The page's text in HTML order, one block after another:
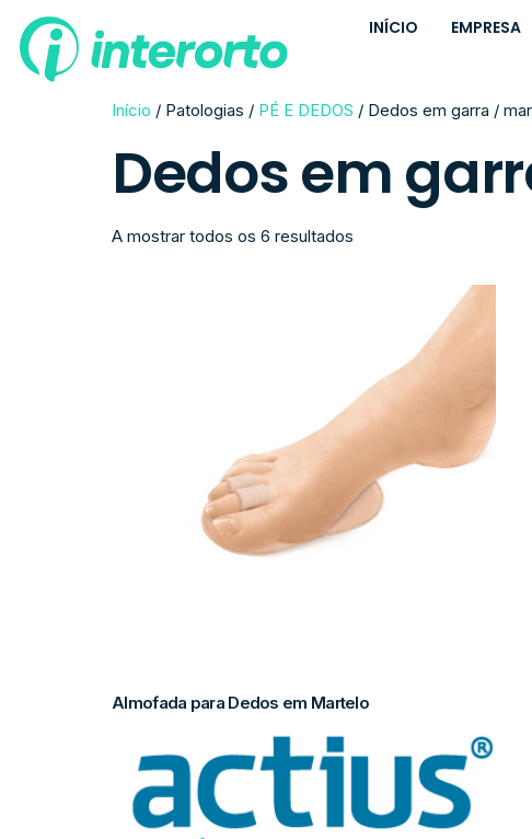
INÍCIO EMPRESA
Início / Patologias / PÉ E DEDOS / Dedos em garra /
Dedos em
A mostrar todos os 6 resultados
Almofada para Dedos em Martelo